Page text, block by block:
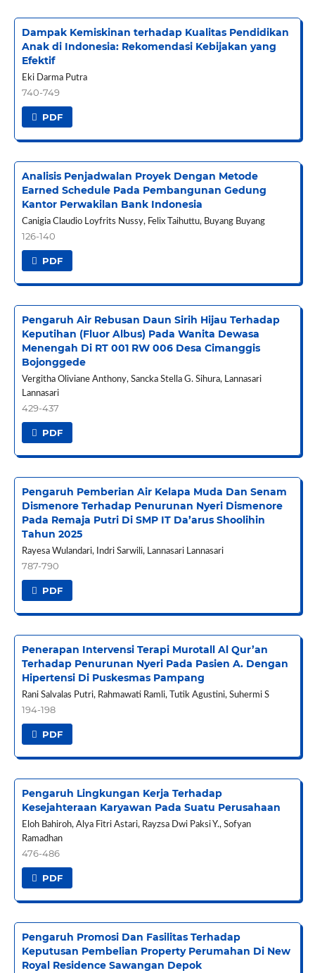
Dampak Kemiskinan terhadap Kualitas Pendidikan
Anak di Indonesia: Rekomendasi Kebijakan yang
Efektif
Eki Darma Putra
740-749
PDF
Analisis Penjadwalan Proyek Dengan Metode
Earned Schedule Pada Pembangunan Gedung
Kantor Perwakilan Bank Indonesia
Canigia Claudio Loyfrits Nussy, Felix Taihuttu, Buyang Buyang
126-140
PDF
Pengaruh Air Rebusan Daun Sirih Hijau Terhadap
Keputihan (Fluor Albus) Pada Wanita Dewasa
Menengah Di RT 001 RW 006 Desa Cimanggis
Bojonggede
Vergitha Oliviane Anthony, Sancka Stella G. Sihura, Lannasari
Lannasari
429-437
PDF
Pengaruh Pemberian Air Kelapa Muda Dan Senam
Dismenore Terhadap Penurunan Nyeri Dismenore
Pada Remaja Putri Di SMP IT Da’arus Shoolihin
Tahun 2025
Rayesa Wulandari, Indri Sarwili, Lannasari Lannasari
787-790
PDF
Penerapan Intervensi Terapi Murotall Al Qur’an
Terhadap Penurunan Nyeri Pada Pasien A. Dengan
Hipertensi Di Puskesmas Pampang
Rani Salvalas Putri, Rahmawati Ramli, Tutik Agustini, Suhermi S
194-198
PDF
Pengaruh Lingkungan Kerja Terhadap
Kesejahteraan Karyawan Pada Suatu Perusahaan
Eloh Bahiroh, Alya Fitri Astari, Rayzsa Dwi Paksi Y., Sofyan
Ramadhan
476-486
PDF
Pengaruh Promosi Dan Fasilitas Terhadap
Keputusan Pembelian Property Perumahan Di New
Royal Residence Sawangan Depok